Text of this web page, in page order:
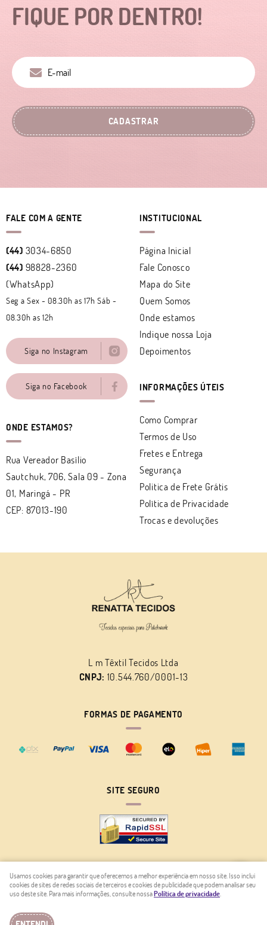
FIQUE POR DENTRO!
CADASTRAR
FALE COM A GENTE
(44) 3034-6850
(44) 98828-2360
(WhatsApp)
Seg a Sex - 08.30h as 17h Sáb -
08.30h as 12h
Siga no Instagram
Siga no Facebook
ONDE ESTAMOS?
Rua Vereador Basílio
Sautchuk, 706, Sala 09 - Zona
01, Maringá - PR
CEP: 87013-190
INSTITUCIONAL
Página Inicial
Fale Conosco
Mapa do Site
Quem Somos
Onde estamos
Indique nossa Loja
Depoimentos
INFORMAÇÕES ÚTEIS
Como Comprar
Termos de Uso
Fretes e Entrega
Segurança
Politica de Frete Grátis
Política de Privacidade
Trocas e devoluções
L m Têxtil Tecidos Ltda
CNPJ: 10.544.760/0001-13
FORMAS DE PAGAMENTO
SITE SEGURO
LOJA VIRTUAL CRIADA POR
Usamos cookies para garantir que oferecemos a melhor experiência em nosso site. Isso inclui
cookies de sites de redes sociais de terceiros e cookies de publicidade que podem analisar seu
uso deste site. Para mais informações, consulte nossaPolítica de privacidade.